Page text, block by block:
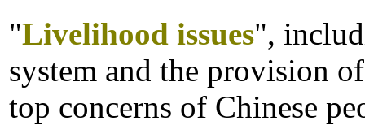
"Livelihood issues",
system and the provision
top concerns of Chinese